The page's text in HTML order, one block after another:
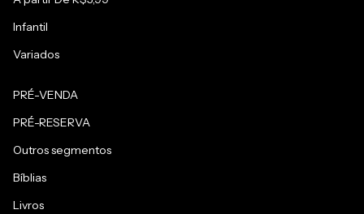
Infantil
Variados
PRÉ-VENDA
PRÉ-RESERVA
Outros segmentos
Bíblias
Livros